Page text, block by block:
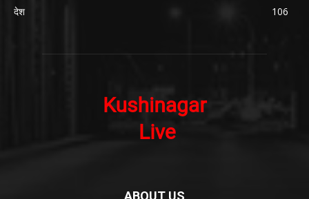
देश
106
ABOUT US